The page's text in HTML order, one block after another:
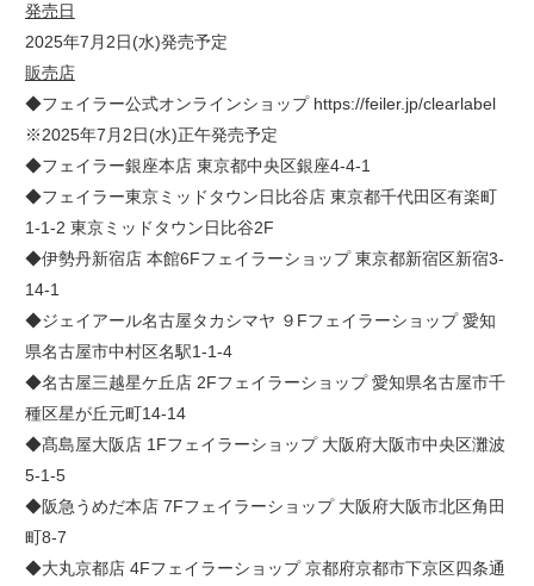
発売日
2025年7月2日(水)発売予定
販売店
◆フェイラー公式オンラインショップ https://feiler.jp/clearlabel
※2025年7月2日(水)正午発売予定
◆フェイラー銀座本店 東京都中央区銀座4-4-1
◆フェイラー東京ミッドタウン日比谷店 東京都千代田区有楽町
1-1-2 東京ミッドタウン日比谷2F
◆伊勢丹新宿店 本館6Fフェイラーショップ 東京都新宿区新宿3-
14-1
◆ジェイアール名古屋タカシマヤ ９Fフェイラーショップ 愛知
県名古屋市中村区名駅1-1-4
◆名古屋三越星ケ丘店 2Fフェイラーショップ 愛知県名古屋市千
種区星が丘元町14-14
◆髙島屋大阪店 1Fフェイラーショップ 大阪府大阪市中央区灘波
5-1-5
◆阪急うめだ本店 7Fフェイラーショップ 大阪府大阪市北区角田
町8-7
◆大丸京都店 4Fフェイラーショップ 京都府京都市下京区四条通